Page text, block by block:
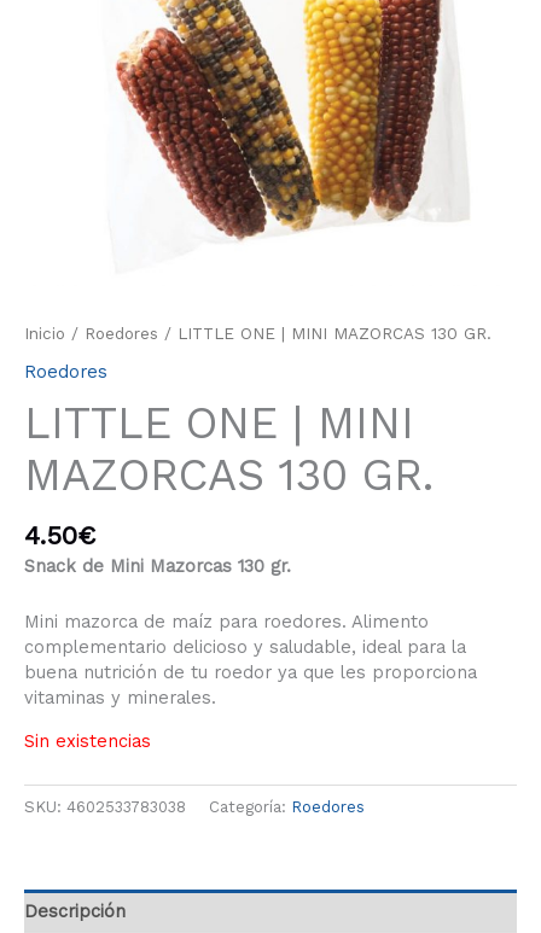
Inicio / Roedores / LITTLE ONE | MINI MAZORCAS 130 GR.
Roedores
LITTLE ONE | MINI
MAZORCAS 130 GR.
4.50€
Snack de Mini Mazorcas 130 gr.
Mini mazorca de maíz para roedores. Alimento
complementario delicioso y saludable, ideal para la
buena nutrición de tu roedor ya que les proporciona
vitaminas y minerales.
Sin existencias
SKU: 4602533783038 Categoría: Roedores
Descripción